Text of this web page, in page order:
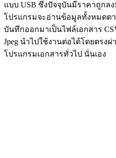
แบบ USB ซึ่งปัจจุบันมีราคาถูกล
โปรแกรมจะอ่านข้อมูลทั้งหมดตา
บันทึกออกมาเป็นไฟล์เอกสาร
Jpeg นำไปใช้งานต่อได้โดยตรงผ่
โปรแกรมเอกสารทั่วไป นั่นเอง